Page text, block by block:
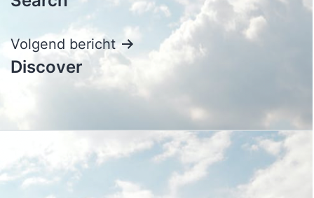
navigatie
Volgend bericht
Discover